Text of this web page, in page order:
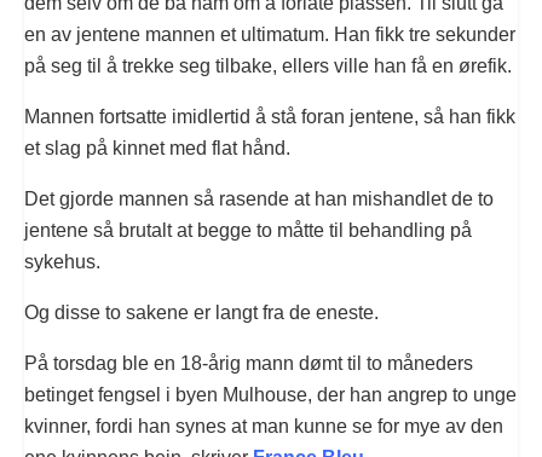
en av jentene mannen et ultimatum. Han fikk tre sekunder
på seg til å trekke seg tilbake, ellers ville han få en ørefik.
Mannen fortsatte imidlertid å stå foran jentene, så han fikk
et slag på kinnet med flat hånd.
Det gjorde mannen så rasende at han mishandlet de to
jentene så brutalt at begge to måtte til behandling på
sykehus.
Og disse to sakene er langt fra de eneste.
På torsdag ble en 18-årig mann dømt til to måneders
betinget fengsel i byen Mulhouse, der han angrep to unge
kvinner, fordi han synes at man kunne se for mye av den